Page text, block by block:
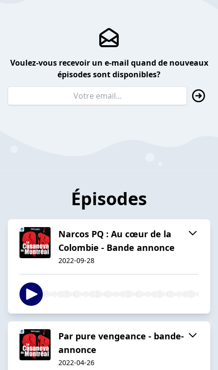
Voulez-vous recevoir un e-mail quand de nouveaux
épisodes sont disponibles?
Épisodes
Narcos PQ : Au cœur de la
Colombie - Bande annonce
2022-09-28
Par pure vengeance - bande-
annonce
2022-04-26